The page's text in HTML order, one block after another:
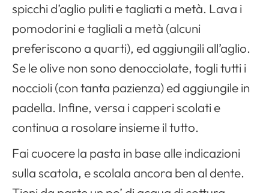
spicchi d’aglio puliti e tagliati a metà. Lava i
pomodorini e tagliali a metà (alcuni
preferiscono a quarti), ed aggiungili all’aglio.
Se le olive non sono denocciolate, togli tutti i
noccioli (con tanta pazienza) ed aggiungile in
padella. Infine, versa i capperi scolati e
continua a rosolare insieme il tutto.
Fai cuocere la pasta in base alle indicazioni
sulla scatola, e scolala ancora ben al dente.